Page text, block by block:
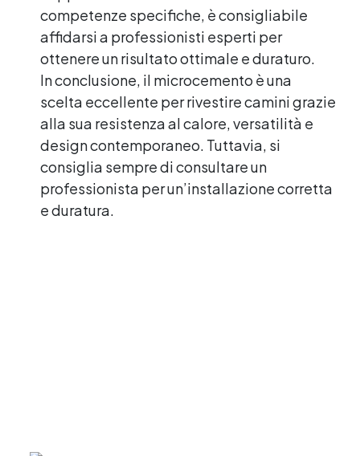
competenze specifiche, è consigliabile
affidarsi a professionisti esperti per
ottenere un risultato ottimale e duraturo.
In conclusione, il microcemento è una
scelta eccellente per rivestire camini grazie
alla sua resistenza al calore, versatilità e
design contemporaneo. Tuttavia, si
consiglia sempre di consultare un
professionista per un’installazione corretta
e duratura.